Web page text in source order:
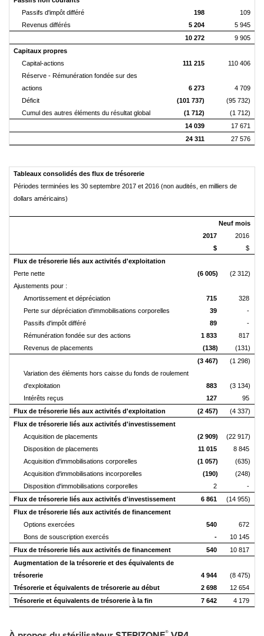
Passifs d'impôt différé
198
109
Revenus différés
5 204
5 945
10 272
9 905
Capitaux propres
Capital-actions
111 215
110 406
Réserve - Rémunération fondée sur des
actions
6 273
4 709
Déficit
(101 737)
(95 732)
Cumul des autres éléments du résultat global
(1 712)
(1 712)
14 039
17 671
24 311
27 576
Tableaux consolidés des flux de trésorerie
Périodes terminées les 30 septembre 2017 et 2016 (non audités, en milliers de
dollars américains)
Neuf mois
2017
$
2016
$
Flux de trésorerie liés aux activités d'exploitation
Perte nette
(6 005)
(2 312)
Ajustements pour :
Amortissement et dépréciation
715
328
Perte sur dépréciation d'immobilisations corporelles
39
-
Passifs d'impôt différé
89
-
Rémunération fondée sur des actions
1 833
817
Revenus de placements
(138)
(131)
(3 467)
(1 298)
Variation des éléments hors caisse du fonds de roulement
d'exploitation
883
(3 134)
Intérêts reçus
127
95
Flux de trésorerie liés aux activités d'exploitation
(2 457)
(4 337)
Flux de trésorerie liés aux activités d'investissement
Acquisition de placements
(2 909)
(22 917)
Disposition de placements
11 015
8 845
Acquisition d'immobilisations corporelles
(1 057)
(635)
Acquisition d'immobilisations incorporelles
(190)
(248)
Disposition d'immobilisations corporelles
2
-
Flux de trésorerie liés aux activités d'investissement
6 861
(14 955)
Flux de trésorerie liés aux activités de financement
Options exercées
540
672
Bons de souscription exercés
-
10 145
Flux de trésorerie liés aux activités de financement
540
10 817
Augmentation de la trésorerie et des équivalents de
trésorerie
4 944
(8 475)
Trésorerie et équivalents de trésorerie au début
2 698
12 654
Trésorerie et équivalents de trésorerie à la fin
7 642 4 179
®